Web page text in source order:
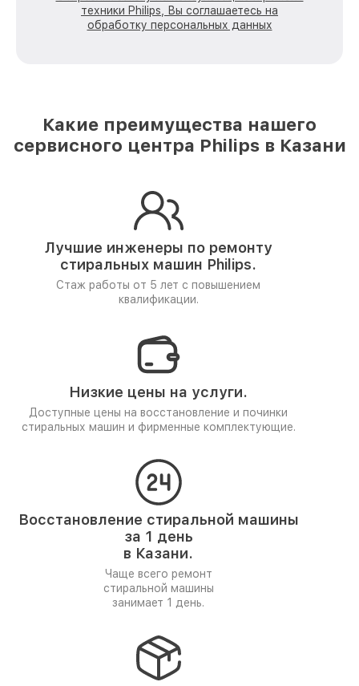
техники Philips, Вы соглашаетесь на
обработку персональных данных
Какие преимущества нашего
сервисного центра Philips в Казани
Лучшие инженеры по ремонту
стиральных машин Philips.
Стаж работы от 5 лет с повышением
квалификации.
Низкие цены на услуги.
Доступные цены на восстановление и починки
стиральных машин и фирменные комплектующие.
Восстановление стиральной машины
за 1 день
в Казани.
Чаще всего ремонт
стиральной машины
занимает 1 день.